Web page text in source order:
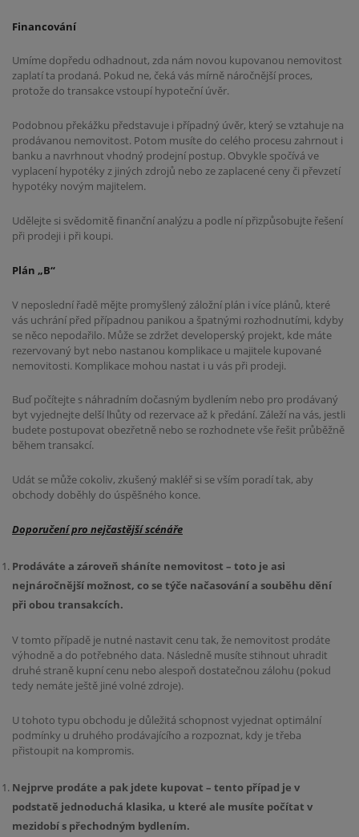
Financování
Umíme dopředu odhadnout, zda nám novou kupovanou nemovitost
zaplatí ta prodaná. Pokud ne, čeká vás mírně náročnější proces,
protože do transakce vstoupí hypoteční úvěr.
Podobnou překážku představuje i případný úvěr, který se vztahuje na
prodávanou nemovitost. Potom musíte do celého procesu zahrnout i
banku a navrhnout vhodný prodejní postup. Obvykle spočívá ve
vyplacení hypotéky z jiných zdrojů nebo ze zaplacené ceny či převzetí
hypotéky novým majitelem.
Udělejte si svědomitě finanční analýzu a podle ní přizpůsobujte řešení
při prodeji i při koupi.
Plán „B“
V neposlední řadě mějte promyšlený záložní plán i více plánů, které
vás uchrání před případnou panikou a špatnými rozhodnutími, kdyby
se něco nepodařilo. Může se zdržet developerský projekt, kde máte
rezervovaný byt nebo nastanou komplikace u majitele kupované
nemovitosti. Komplikace mohou nastat i u vás při prodeji.
Buď počítejte s náhradním dočasným bydlením nebo pro prodávaný
byt vyjednejte delší lhůty od rezervace až k předání. Záleží na vás, jestli
budete postupovat obezřetně nebo se rozhodnete vše řešit průběžně
během transakcí.
Udát se může cokoliv, zkušený makléř si se vším poradí tak, aby
obchody doběhly do úspěšného konce.
Doporučení pro nejčastější scénáře
Prodáváte a zároveň sháníte nemovitost – toto je asi
nejnáročnější možnost, co se týče načasování a souběhu dění
při obou transakcích.
V tomto případě je nutné nastavit cenu tak, že nemovitost prodáte
výhodně a do potřebného data. Následně musíte stihnout uhradit
druhé straně kupní cenu nebo alespoň dostatečnou zálohu (pokud
tedy nemáte ještě jiné volné zdroje).
U tohoto typu obchodu je důležitá schopnost vyjednat optimální
podmínky u druhého prodávajícího a rozpoznat, kdy je třeba
přistoupit na kompromis.
Nejprve prodáte a pak jdete kupovat – tento případ je v
podstatě jednoduchá klasika, u které ale musíte počítat v
mezidobí s přechodným bydlením.